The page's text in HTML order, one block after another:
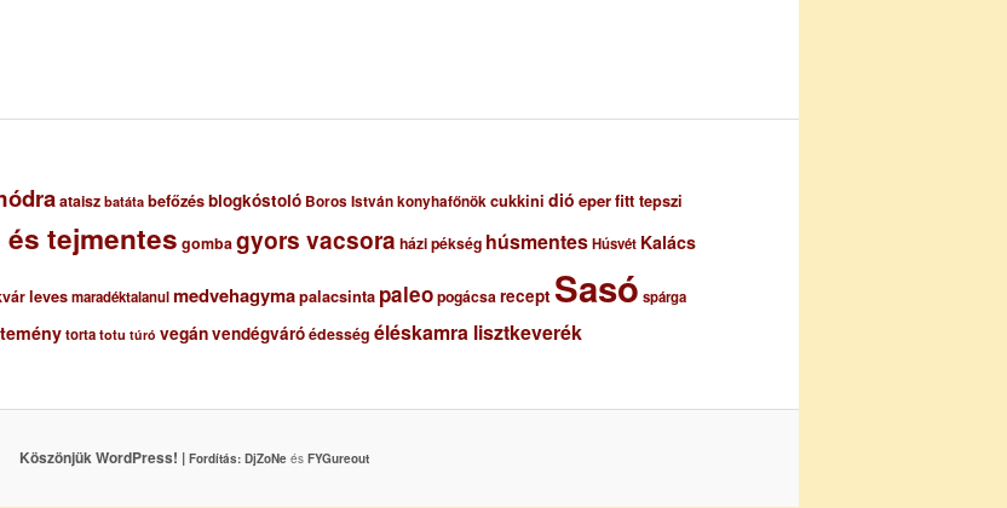
ataisz batáta befőzésblogkóstoló Boros István konyhafőnökcukkini dió eperfitt tepszi
tejmentes gombagyors vacsora házi pékség húsmentesHúsvét Kalács
levesmaradéktalanulmedvehagymapalacsinta paleopogácsarecept Sasó spárga
torta totu túró vegánvendégváróédesség éléskamra lisztkeverék
Köszönjük WordPress! | Fordítás: DjZoNeés FYGureout